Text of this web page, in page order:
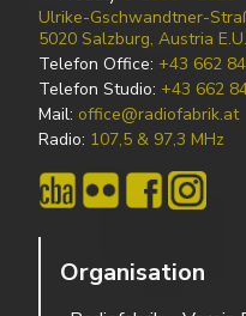
Ulrike-Gschwandtner-
5020 Salzburg, Austria E.U.
Telefon Office: +43 662
Telefon Studio: +43 662
Mail: office@radiofabrik.at
Radio: 107,5 & 97,3 MHz
Organisation